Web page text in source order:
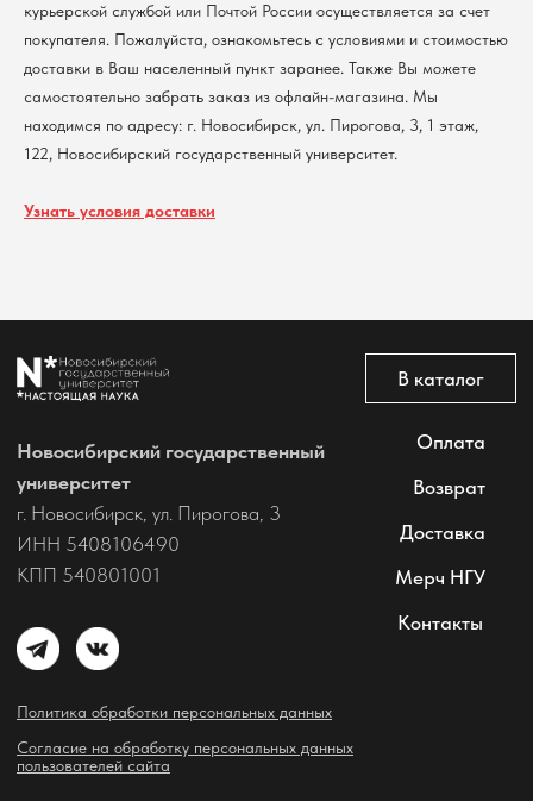
курьерской службой или Почтой России осуществляется за счет
покупателя. Пожалуйста, ознакомьтесь с условиями и стоимостью
доставки в Ваш населенный пункт заранее. Также Вы можете
самостоятельно забрать заказ из офлайн-магазина. Мы
находимся по адресу: г. Новосибирск, ул. Пирогова, 3, 1 этаж,
122, Новосибирский государственный университет.
Узнать условия доставки
@2026 Новосибирский государственный университет.
пользователей сайта